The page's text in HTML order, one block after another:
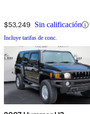
$53,249 Sin calificación
Incluye tarifas de conc.